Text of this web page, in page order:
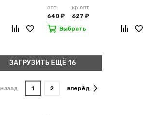
опт
640 ₽
кр.опт
627 ₽
Выбрать
ЗАГРУЗИТЬ ЕЩЁ 16
назад 1 2 вперёд